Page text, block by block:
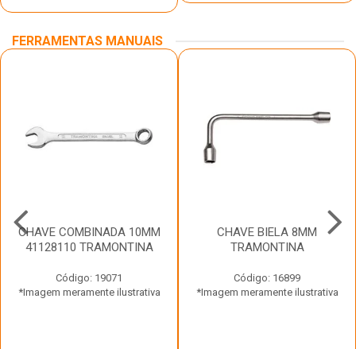
FERRAMENTAS MANUAIS
CHAVE COMBINADA 10MM
41128110 TRAMONTINA
Código: 19071
*Imagem meramente ilustrativa
CHAVE BIELA 8MM
TRAMONTINA
Código: 16899
*Imagem meramente ilustrativa